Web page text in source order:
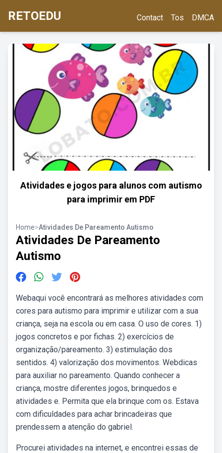
RETOEDU Contact Tos DMCA
Atividades e jogos para alunos com autismo
para imprimir em PDF
Home>Atividades De Pareamento Autismo
Atividades De Pareamento
Autismo
Webaqui você encontrará as melhores atividades com
cores para autismo para imprimir e utilizar com a sua
criança, seja na escola ou em casa. O uso de cores. 1)
jogos concretos e por fichas. 2) exercícios de
organização/pareamento. 3) estimulação dos
sentidos. 4) valorização dos movimentos. Webdicas
para auxiliar no pareamento. Quando conhecer a
criança, mostre diferentes jogos, brinquedos e
atividades e. Permita que ela brinque com os. Estava
com dificuldades para achar brincadeiras que
prendessem a atenção do gabriel.
Procurei atividades na internet, e encontrei essas de